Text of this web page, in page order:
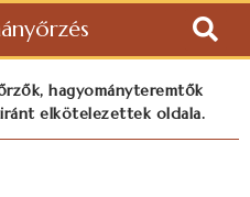
hagyományteremtők
elkötelezettek oldala.